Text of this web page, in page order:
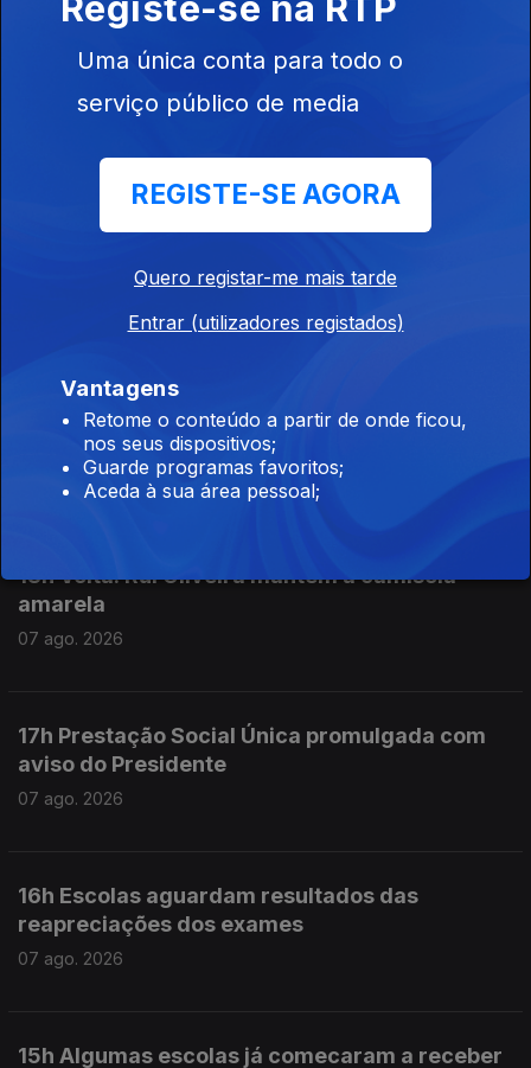
21h Espanha: Controlos fronteiriços a viajantes
vindos de Itália
07 ago. 2026
Constitucional
19h Seguro trava lei do retorno de
estrangeiros
07 ago. 2026
18h Volta: Rui Oliveira mantém a camisola
amarela
07 ago. 2026
17h Prestação Social Única promulgada com
aviso do Presidente
07 ago. 2026
16h Escolas aguardam resultados das
reapreciações dos exames
07 ago. 2026
15h Algumas escolas já comecaram a receber
Uma única conta para todo o
serviço público de media
REGISTE-SE AGORA
Quero registar-me mais tarde
Entrar (utilizadores registados)
Vantagens
Retome o conteúdo a partir de onde ficou,
nos seus dispositivos;
Guarde programas favoritos;
Aceda à sua área pessoal;